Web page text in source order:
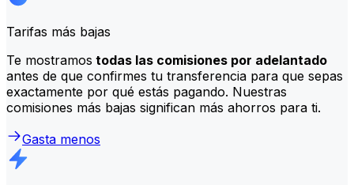
Tarifas más bajas
Te mostramos todas las comisiones por adelantado
antes de que confirmes tu transferencia para que sepas
exactamente por qué estás pagando. Nuestras
comisiones más bajas significan más ahorros para ti.
Gasta menos